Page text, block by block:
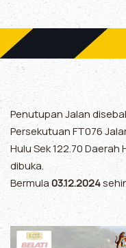
Penutupan Jalan
Persekutuan FT076
Hulu Sek 122.70 Daerah
dibuka.
Bermula03.12.2024